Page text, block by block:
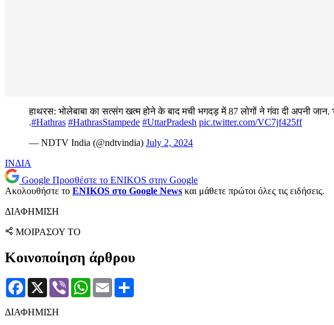
हाथरस: भोलेबाबा का सत्संग खत्म होने के बाद मची भगदड़ में 87 लोगों ने गंवा दी अपनी
.#Hathras #HathrasStampede #UttarPradesh pic.twitter.com/VC7jf425ff
— NDTV India (@ndtvindia) July 2, 2024
ΙΝΔΙΑ
Google Προσθέστε το ENIKOS στην Google
Ακολουθήστε το ENIKOS στο Google News και μάθετε πρώτοι όλες τις ειδήσεις.
ΔΙΑΦΗΜΙΣΗ
ΜΟΙΡΑΣΟΥ ΤΟ
Κοινοποίηση άρθρου
Facebook
X Viber WhatsApp
Email
ΔΙΑΦΗΜΙΣΗ